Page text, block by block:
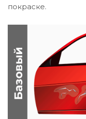
покраске.